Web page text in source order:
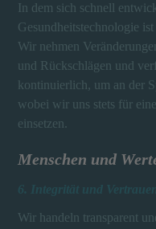
In dem sich schnell
Gesundheitstechnologie
Wir nehmen
und Rückschlägen und
kontinuierlich, um an der
wobei wir uns stets für
einsetzen.
Menschen und
Wir handeln transparent